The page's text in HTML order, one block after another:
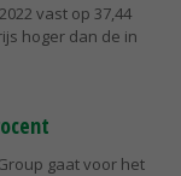
vast op 37,44
hoger dan de in
gaat voor het